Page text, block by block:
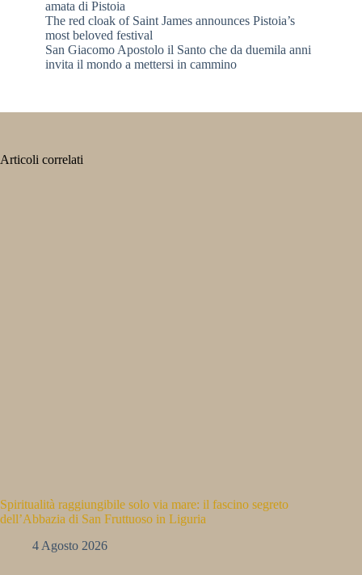
amata di Pistoia
The red cloak of Saint James announces Pistoia’s
most beloved festival
San Giacomo Apostolo il Santo che da duemila anni
invita il mondo a mettersi in cammino
Articoli correlati
Spiritualità raggiungibile solo via mare: il fascino segreto
dell’Abbazia di San Fruttuoso in Liguria
4 Agosto 2026